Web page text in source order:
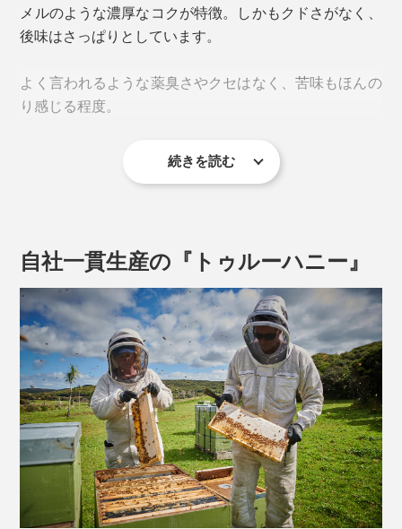
なぜなら、マヌカの蜜は他に比べて重く、他の花が咲い
ているとミツバチが軽い方を選んでしまうから。ピュア
な「マヌカハニー」を作るためには、広大な「マヌカの
森」が必要なのです。
限られた場所で、限られた期間にしか採取することので
きない「マヌカハニー」。希少価値が高く、他のハチミ
ツよりも高額である理由のひとつが、ここにあります。
「UMF（ユニーク・マヌカ・ファクター）」
「UMF」とは、「マヌカハニー」の抗菌力を医療用消毒
液であるフェノール液と比較し、それを数値化したも
の。
本品は「UMF 11」。これはフェノール11％希釈液と同
等という意味。一般的に、医療用のフェノー液は2〜5％
「MGO」は、天然の抗菌活性成分「メチルグリオキサ
ール」のこと。他のハチミツにはほとんど含まれないマ
ヌカ特有の成分で、熱や酵素に強く、高い抗菌力を持つ
ことで知られています。
本品の「MGO300+」という表記は、1kgあたり300mg
以上のメチルグリオキサールが含まれているということ
を意味します。
メルのような濃厚なコクが特徴。しかもクドさがなく、
後味はさっぱりとしています。
よく言われるような薬臭さやクセはなく、苦味もほんの
り感じる程度。
MGO300+〜1250＋の5種類を比べると、数字が高くな
感じ方には個人差がありますが、MGO1000以上は喉に
ピリピリとした刺激や苦味を感じる場合もあります。
1日の目安は、ティースプーン１杯を1〜3回程度。その
まま食べるのが基本。
「マヌカハニー」のパワーを最大化したい場合は、朝起
続きを読む
自社一貫生産の『トゥルーハニー』